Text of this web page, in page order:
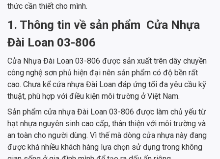
thức cần thiết cho mình.
1. Thông tin về sản phẩm Cửa Nhựa
Đài Loan 03-806
Cửa Nhựa Đài Loan 03-806 được sản xuất trên dây chuyền
công nghệ sơn phủ hiện đại nên sản phẩm có độ bền rất
cao. Chưa kể cửa nhựa Đài Loan đáp ứng tối đa yêu cầu kỹ
thuật, phù hợp với điều kiện môi trường ở Việt Nam.
Sản phẩm cửa nhựa Đài Loan 03-806 được làm chủ yếu từ
hạt nhựa nguyên sinh cao cấp, thân thiện với môi trường và
an toàn cho người dùng. Vì thế mà dòng cửa nhựa này đang
được khá nhiều khách hàng lựa chọn sử dụng trong không